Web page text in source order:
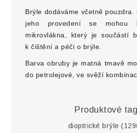
Brýle dodáváme včetně pouzdra.
jeho provedení se mohou
mikrovlákna, který je součástí
k čištění a péči o brýle.
Barva obruby je matná tmavě
do petrolejové, ve svěží
Produktové
dioptrické brýle